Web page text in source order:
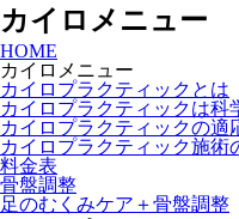
カイロメニュー
HOME
カイロメニュー
カイロプラクティックとは
カイロプラクティックは科
カイロプラクティックの適
カイロプラクティック施術
料金表
骨盤調整
足のむくみケア＋骨盤調整